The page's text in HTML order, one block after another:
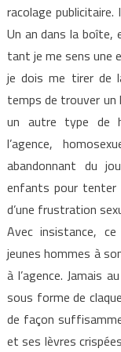
racolage publicitaire.
Un an dans la boîte,
tant je me sens une
je dois me tirer de
temps de trouver un
un autre type de
l’agence,
abandonnant du
enfants pour tenter
d’une frustration
Avec insistance,
jeunes hommes à
à l’agence. Jamais
sous forme de
de façon
et ses lèvres